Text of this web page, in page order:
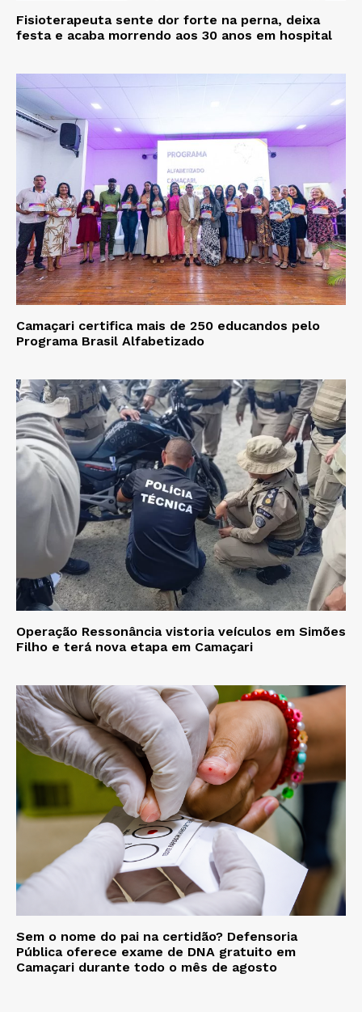
Fisioterapeuta sente dor forte na perna, deixa
festa e acaba morrendo aos 30 anos em hospital
Camaçari certifica mais de 250 educandos pelo
Programa Brasil Alfabetizado
Operação Ressonância vistoria veículos em Simões
Filho e terá nova etapa em Camaçari
Sem o nome do pai na certidão? Defensoria
Pública oferece exame de DNA gratuito em
Camaçari durante todo o mês de agosto